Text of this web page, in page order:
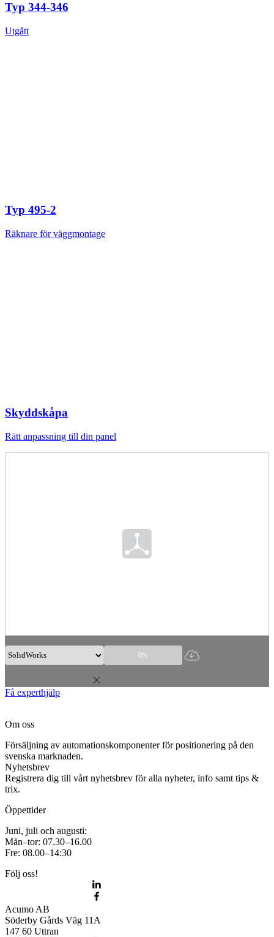
Typ 344-346
Utgått
Typ 495-2
Räknare för väggmontage
Skyddskåpa
Rätt anpassning till din panel
0%
Få experthjälp
Om oss
Försäljning av automationskomponenter för positionering på den
svenska marknaden.
Nyhetsbrev
Registrera dig till vårt nyhetsbrev för alla nyheter, info samt tips &
trix.
Öppettider
Juni, juli och augusti:
Mån–tor: 07.30–16.00
Fre: 08.00–14:30
Följ oss!
Acumo AB
Söderby Gårds Väg 11A
147 60 Uttran